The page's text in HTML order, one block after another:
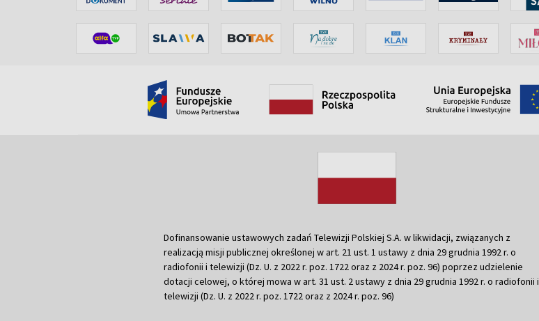
Dofinansowanie ustawowych zadań Telewizji Polskiej S.A. w likwidacji, związanych z
realizacją misji publicznej określonej w art. 21 ust. 1 ustawy z dnia 29 grudnia 1992 r. o
radiofonii i telewizji (Dz. U. z 2022 r. poz. 1722 oraz z 2024 r. poz. 96) poprzez udzielenie
dotacji celowej, o której mowa w art. 31 ust. 2 ustawy z dnia 29 grudnia 1992 r. o radiofonii i
telewizji (Dz. U. z 2022 r. poz. 1722 oraz z 2024 r. poz. 96)